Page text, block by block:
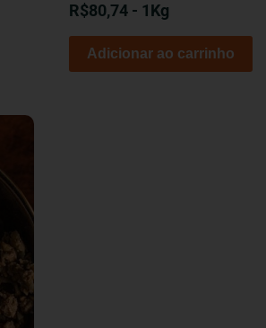
R$80,74 - 1Kg
Adicionar ao carrinho